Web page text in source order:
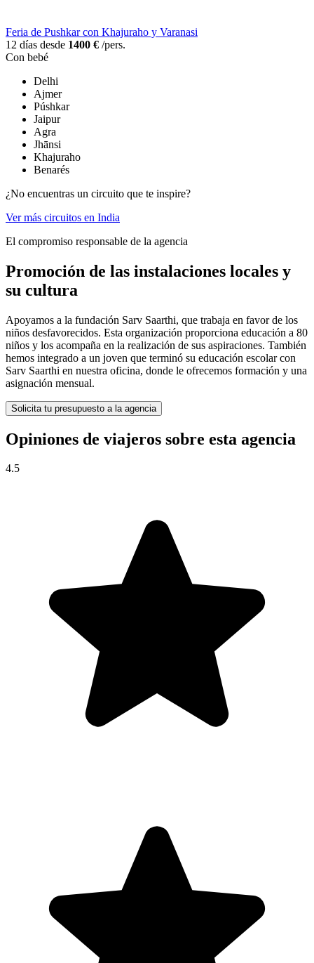
Feria de Pushkar con Khajuraho y Varanasi
12 días desde 1400 € /pers.
Con bebé
Delhi
Ajmer
Púshkar
Jaipur
Agra
Jhānsi
Khajuraho
Benarés
¿No encuentras un circuito que te inspire?
Ver más circuitos en India
El compromiso responsable de la agencia
Promoción de las instalaciones locales y
su cultura
Apoyamos a la fundación Sarv Saarthi, que trabaja en favor de los
niños desfavorecidos. Esta organización proporciona educación a 80
niños y los acompaña en la realización de sus aspiraciones. También
hemos integrado a un joven que terminó su educación escolar con
Sarv Saarthi en nuestra oficina, donde le ofrecemos formación y una
asignación mensual.
Solicita tu presupuesto a la agencia
Opiniones de viajeros sobre esta agencia
4.5